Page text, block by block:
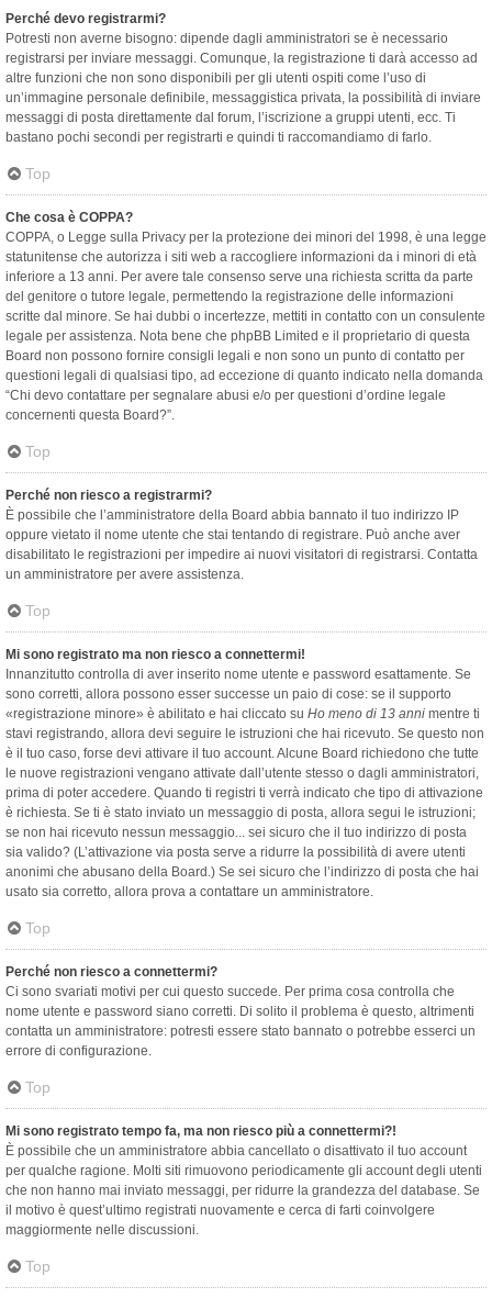
Perché devo registrarmi?
Potresti non averne bisogno: dipende dagli amministratori se è necessario
registrarsi per inviare messaggi. Comunque, la registrazione ti darà accesso ad
altre funzioni che non sono disponibili per gli utenti ospiti come l’uso di
un’immagine personale definibile, messaggistica privata, la possibilità di inviare
messaggi di posta direttamente dal forum, l’iscrizione a gruppi utenti, ecc. Ti
bastano pochi secondi per registrarti e quindi ti raccomandiamo di farlo.
Top
Che cosa è COPPA?
COPPA, o Legge sulla Privacy per la protezione dei minori del 1998, è una legge
statunitense che autorizza i siti web a raccogliere informazioni da i minori di età
inferiore a 13 anni. Per avere tale consenso serve una richiesta scritta da parte
del genitore o tutore legale, permettendo la registrazione delle informazioni
scritte dal minore. Se hai dubbi o incertezze, mettiti in contatto con un consulente
legale per assistenza. Nota bene che phpBB Limited e il proprietario di questa
Board non possono fornire consigli legali e non sono un punto di contatto per
questioni legali di qualsiasi tipo, ad eccezione di quanto indicato nella domanda
“Chi devo contattare per segnalare abusi e/o per questioni d’ordine legale
concernenti questa Board?”.
Top
Perché non riesco a registrarmi?
È possibile che l’amministratore della Board abbia bannato il tuo indirizzo IP
oppure vietato il nome utente che stai tentando di registrare. Può anche aver
disabilitato le registrazioni per impedire ai nuovi visitatori di registrarsi. Contatta
un amministratore per avere assistenza.
Top
Mi sono registrato ma non riesco a connettermi!
Innanzitutto controlla di aver inserito nome utente e password esattamente. Se
sono corretti, allora possono esser successe un paio di cose: se il supporto
«registrazione minore» è abilitato e hai cliccato su Ho meno di 13 anni mentre ti
stavi registrando, allora devi seguire le istruzioni che hai ricevuto. Se questo non
è il tuo caso, forse devi attivare il tuo account. Alcune Board richiedono che tutte
le nuove registrazioni vengano attivate dall’utente stesso o dagli amministratori,
prima di poter accedere. Quando ti registri ti verrà indicato che tipo di attivazione
è richiesta. Se ti è stato inviato un messaggio di posta, allora segui le istruzioni;
se non hai ricevuto nessun messaggio... sei sicuro che il tuo indirizzo di posta
sia valido? (L’attivazione via posta serve a ridurre la possibilità di avere utenti
anonimi che abusano della Board.) Se sei sicuro che l’indirizzo di posta che hai
usato sia corretto, allora prova a contattare un amministratore.
Top
Perché non riesco a connettermi?
Ci sono svariati motivi per cui questo succede. Per prima cosa controlla che
nome utente e password siano corretti. Di solito il problema è questo, altrimenti
contatta un amministratore: potresti essere stato bannato o potrebbe esserci un
errore di configurazione.
Top
Mi sono registrato tempo fa, ma non riesco più a connettermi?!
È possibile che un amministratore abbia cancellato o disattivato il tuo account
per qualche ragione. Molti siti rimuovono periodicamente gli account degli utenti
che non hanno mai inviato messaggi, per ridurre la grandezza del database. Se
il motivo è quest’ultimo registrati nuovamente e cerca di farti coinvolgere
maggiormente nelle discussioni.
Top